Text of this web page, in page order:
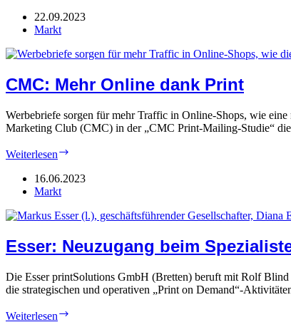
Zipcon:
ist
22.09.2023
Markt
CMC: Mehr Online dank Print
Werbebriefe sorgen für mehr Traffic in Online-Shops, wie
Marketing Club (CMC) in der „CMC Print-Mailing-Studie“
Weiterlesen
Online
16.06.2023
Markt
Esser: Neuzugang beim
Die Esser printSolutions GmbH (Bretten) beruft mit Rolf
die strategischen und operativen „Print on Demand“-
Weiterlesen